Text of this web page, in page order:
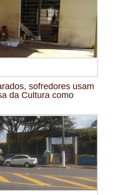
sofredores usam
da Cultura como